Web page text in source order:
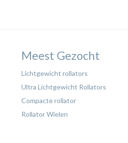
Meest Gezocht
Lichtgewicht rollators
Ultra Lichtgewicht Rollators
Compacte rollator
Rollator Wielen